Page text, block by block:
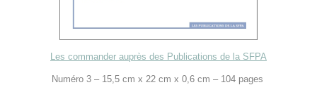
Les commander auprès des Publications de la SFPA
Numéro 3 – 15,5 cm x 22 cm x 0,6 cm – 104 pages